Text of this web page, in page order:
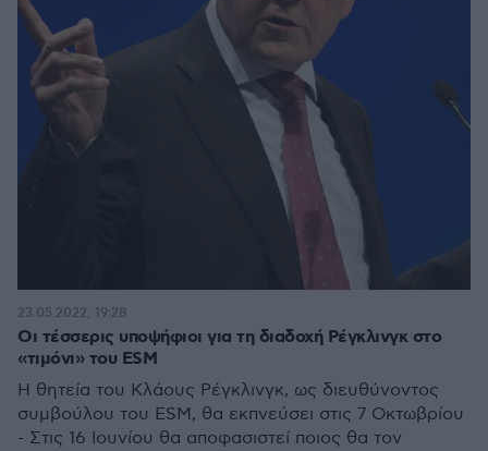
Οι τέσσερις υποψήφιοι για τη διαδοχή Ρέγκλινγκ στο
«τιμόνι» του ESM
Η θητεία του Κλάους Ρέγκλινγκ, ως διευθύνοντος
συμβούλου του ESM, θα εκπνεύσει στις 7 Οκτωβρίου
- Στις 16 Ιουνίου θα αποφασιστεί ποιος θα τον
23.05.2022, 19:28